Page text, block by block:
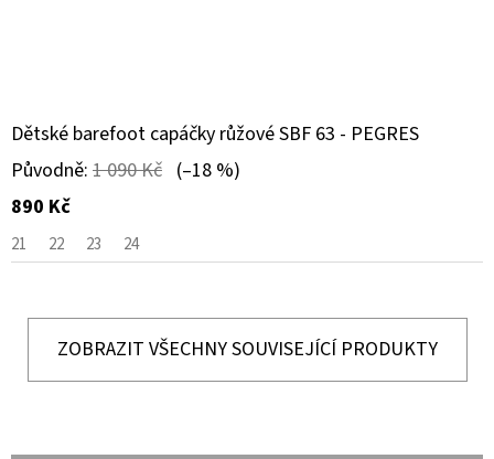
Dětské barefoot capáčky růžové SBF 63 - PEGRES
Původně: 1 090 Kč (–18 %)
890 Kč
21 22 23 24
ZOBRAZIT VŠECHNY SOUVISEJÍCÍ PRODUKTY